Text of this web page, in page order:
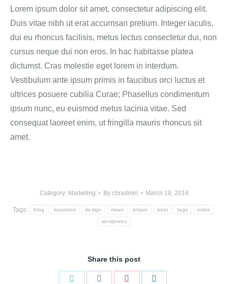
Lorem ipsum dolor sit amet, consectetur adipiscing elit.
Duis vitae nibh ut erat accumsan pretium. Integer iaculis,
dui eu rhoncus facilisis, metus lectus consectetur dui, non
cursus neque dui non eros. In hac habitasse platea
dictumst. Cras molestie eget lorem in interdum.
Vestibulum ante ipsum primis in faucibus orci luctus et
ultrices posuere cubilia Curae; Phasellus condimentum
ipsum nunc, eu euismod metus lacinia vitae. Sed
consequat laoreet enim, ut fringilla mauris rhoncus sit
amet.
Category: Marketing By cbradmin March 18, 2014
Tags: blog business design news player post tags video
wordpress
Share this post